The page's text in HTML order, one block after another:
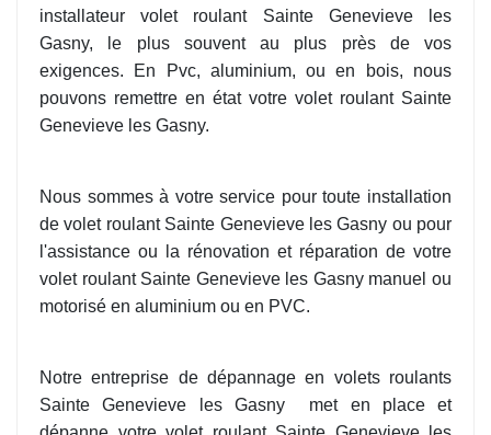
installateur volet roulant Sainte Genevieve les
Gasny, le plus souvent au plus près de vos
exigences. En Pvc, aluminium, ou en bois, nous
pouvons remettre en état votre volet roulant Sainte
Genevieve les Gasny.
Nous sommes à votre service pour toute installation
de volet roulant Sainte Genevieve les Gasny ou pour
l'assistance ou la rénovation et réparation de votre
volet roulant Sainte Genevieve les Gasny manuel ou
motorisé en aluminium ou en PVC.
Notre entreprise de dépannage en volets roulants
Sainte Genevieve les Gasny
met en place et